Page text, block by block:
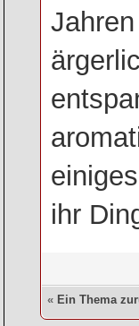
ihr
« Ein Thema